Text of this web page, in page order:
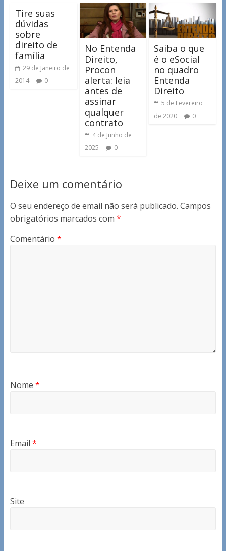
Tire suas
dúvidas
sobre
direito de
família
29 de Janeiro de
2014
0
No Entenda
Direito,
Procon
alerta: leia
antes de
assinar
qualquer
contrato
4 de Junho de
2025
0
Saiba o que
é o eSocial
no quadro
Entenda
Direito
5 de Fevereiro
de 2020
0
Deixe um comentário
O seu endereço de email não será publicado. Campos
obrigatórios marcados com *
Comentário *
Nome *
Email *
Site